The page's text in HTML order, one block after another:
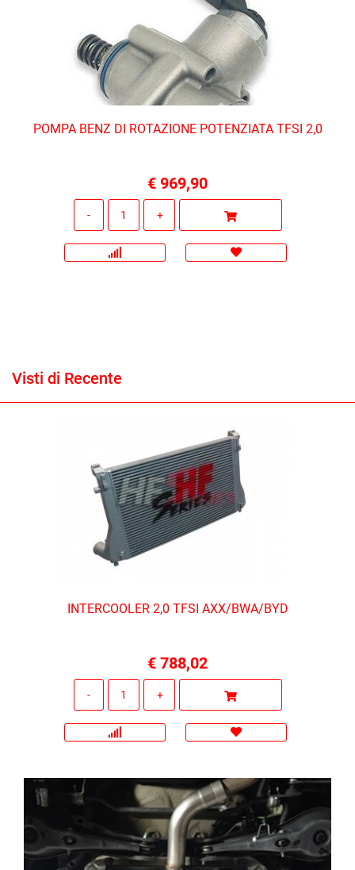
POMPA BENZ DI ROTAZIONE POTENZIATA TFSI 2,0
€ 969,90
Visti di Recente
INTERCOOLER 2,0 TFSI AXX/BWA/BYD
€ 788,02